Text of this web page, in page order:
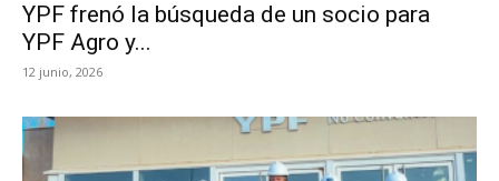
YPF frenó la búsqueda de un socio para
YPF Agro y...
12 junio, 2026